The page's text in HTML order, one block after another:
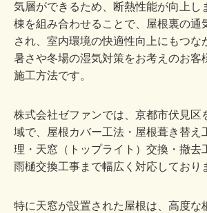
気層ができるため、断熱性能が向上し
棟を組み合わせることで、屋根裏の通
され、室内環境の快適性向上にもつな
暑さや冬場の湿気対策をお考えのお客
施工方法です。
株式会社ゼファンでは、京都市伏見区
域で、屋根カバー工法・屋根葺き替え
理・天窓（トップライト）交換・撤去
雨樋交換工事まで幅広く対応しており
特に天窓が設置された屋根は、高度な